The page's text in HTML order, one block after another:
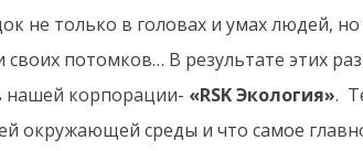
не только в головах и умах людей,
своих потомков… В результате этих
нашей корпорации- «RSK Экология».
окружающей среды и что самое